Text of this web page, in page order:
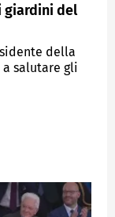
giardini del
della
salutare gli
Repubblica.
stati aperti
e dalle
Terzo settore e